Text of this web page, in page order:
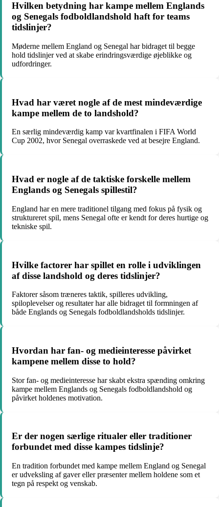
Hvilken betydning har kampe mellem Englands
og Senegals fodboldlandshold haft for teams
tidslinjer?
Møderne mellem England og Senegal har bidraget til begge
hold tidslinjer ved at skabe erindringsværdige øjeblikke og
udfordringer.
Hvad har været nogle af de mest mindeværdige
kampe mellem de to landshold?
En særlig mindeværdig kamp var kvartfinalen i FIFA World
Cup 2002, hvor Senegal overraskede ved at besejre England.
Hvad er nogle af de taktiske forskelle mellem
Englands og Senegals spillestil?
England har en mere traditionel tilgang med fokus på fysik og
struktureret spil, mens Senegal ofte er kendt for deres hurtige og
tekniske spil.
Hvilke factorer har spillet en rolle i udviklingen
af ​​disse landshold og deres tidslinjer?
Faktorer såsom træneres taktik, spilleres udvikling,
spiloplevelser og resultater har alle bidraget til formningen af
både Englands og Senegals fodboldlandsholds tidslinjer.
Hvordan har fan- og medieinteresse påvirket
kampene mellem disse to hold?
Stor fan- og medieinteresse har skabt ekstra spænding omkring
kampe mellem Englands og Senegals fodboldlandshold og
påvirket holdenes motivation.
Er der nogen særlige ritualer eller traditioner
forbundet med disse kampes tidslinje?
En tradition forbundet med kampe mellem England og Senegal
er udveksling af gaver eller præsenter mellem holdene som et
tegn på respekt og venskab.